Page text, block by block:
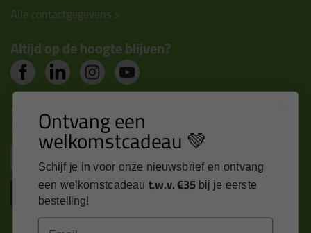
Alle contactgegevens >
Altijd op de hoogte blijven?
Nieuws, tips en exclusieve deals rechtstreeks in je
inbox
Inschrijven
Ontvang een
welkomstcadeau 💚
Schijf je in voor onze nieuwsbrief en ontvang
een welkomstcadeau t.w.v. €35 bij je eerste
bestelling!
Email